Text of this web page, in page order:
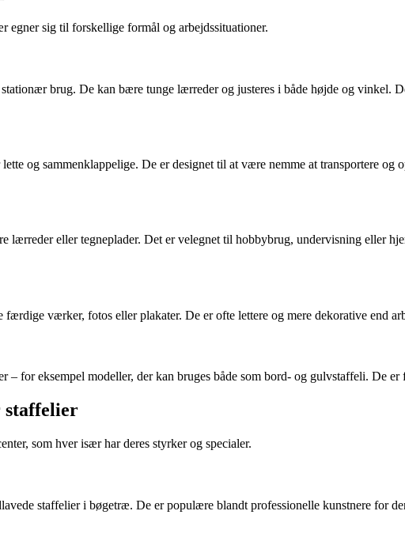
egner sig til forskellige formål og arbejdssituationer.
brug. De kan bære tunge lærreder og justeres i både højde og vinkel.
og sammenklappelige. De er designet til at være nemme at transportere
lærreder eller tegneplader. Det er velegnet til hobbybrug, undervisning eller
værker, fotos eller plakater. De er ofte lettere og mere dekorative end
– for eksempel modeller, der kan bruges både som bord- og gulvstaffeli. De
staffelier
som hver især har deres styrker og specialer.
staffelier i bøgetræ. De er populære blandt professionelle kunstnere for